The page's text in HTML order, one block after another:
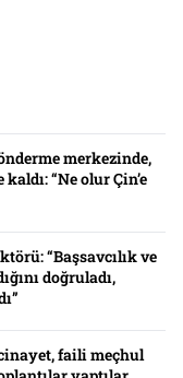
merkezinde,
“Ne olur Çin’e
“Başsavcılık ve
doğruladı,
cinayet, faili meçhul